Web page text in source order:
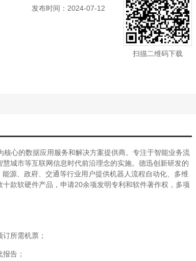
发布时间：2024-07-12
扫描二维码下载
心的数据应用服务和解决方案提供商。专注于智能业务流
城市等互联网信息时代前沿理念的实施。德迅创新研发的
源、政府、交通等行业用户提供机器人流程自动化、多维
款软硬件产品，申请20余项发明专利和软件著作权，多项
所需机票；
告；